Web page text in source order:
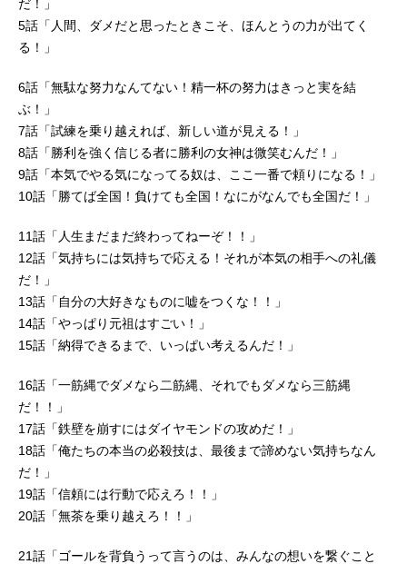
だ！」
5話「人間、ダメだと思ったときこそ、ほんとうの力が出てく
る！」
6話「無駄な努力なんてない！精一杯の努力はきっと実を結
ぶ！」
7話「試練を乗り越えれば、新しい道が見える！」
8話「勝利を強く信じる者に勝利の女神は微笑むんだ！」
9話「本気でやる気になってる奴は、ここ一番で頼りになる！」
10話「勝てば全国！負けても全国！なにがなんでも全国だ！」
11話「人生まだまだ終わってねーぞ！！」
12話「気持ちには気持ちで応える！それが本気の相手への礼儀
だ！」
13話「自分の大好きなものに嘘をつくな！！」
14話「やっぱり元祖はすごい！」
15話「納得できるまで、いっぱい考えるんだ！」
16話「一筋縄でダメなら二筋縄、それでもダメなら三筋縄
だ！！」
17話「鉄壁を崩すにはダイヤモンドの攻めだ！」
18話「俺たちの本当の必殺技は、最後まで諦めない気持ちなん
だ！」
19話「信頼には行動で応えろ！！」
20話「無茶を乗り越えろ！！」
21話「ゴールを背負うって言うのは、みんなの想いを繋ぐこと